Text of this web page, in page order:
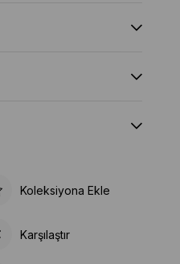
Koleksiyona Ekle
Karşılaştır